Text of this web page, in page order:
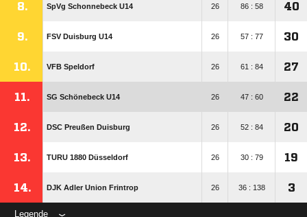
8. SpVg Schonnebeck U14 26 86 : 58 40
9. FSV Duisburg U14 26 57 : 77 30
10. VFB Speldorf 26 61 : 84 27
11. SG Schönebeck U14 26 47 : 60 22
12. DSC Preußen Duisburg 26 52 : 84 20
13. TURU 1880 Düsseldorf 26 30 : 79 19
14. DJK Adler Union Frintrop 26 36 : 138 3
Legende